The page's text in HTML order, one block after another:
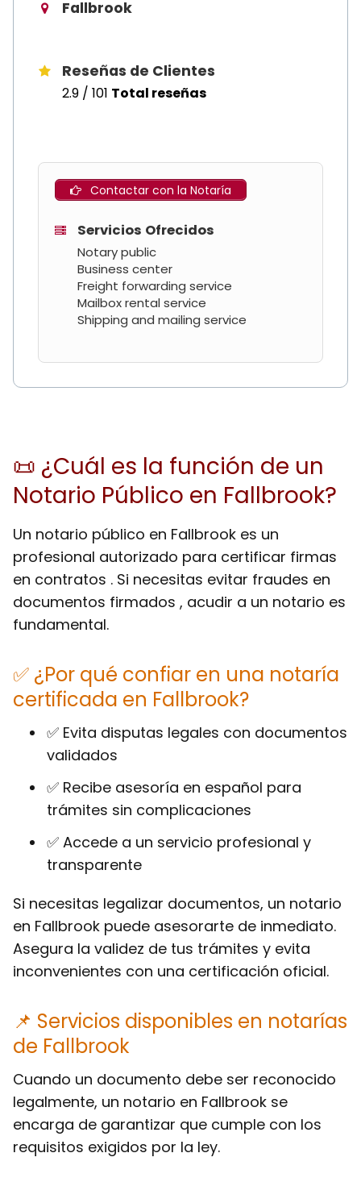
Fallbrook
Reseñas de Clientes
2.9 / 101 Total reseñas
Contactar con la Notaría
Servicios Ofrecidos
Notary public
Business center
Freight forwarding service
Mailbox rental service
Shipping and mailing service
📜 ¿Cuál es la función de un
Notario Público en Fallbrook?
Un notario público en Fallbrook es un
profesional autorizado para certificar firmas
en contratos . Si necesitas evitar fraudes en
documentos firmados , acudir a un notario es
fundamental.
✅ ¿Por qué confiar en una notaría
certificada en Fallbrook?
✅ Evita disputas legales con documentos
validados
✅ Recibe asesoría en español para
trámites sin complicaciones
✅ Accede a un servicio profesional y
transparente
Si necesitas legalizar documentos, un notario
en Fallbrook puede asesorarte de inmediato.
Asegura la validez de tus trámites y evita
inconvenientes con una certificación oficial.
📌 Servicios disponibles en notarías
de Fallbrook
Cuando un documento debe ser reconocido
legalmente, un notario en Fallbrook se
encarga de garantizar que cumple con los
requisitos exigidos por la ley.